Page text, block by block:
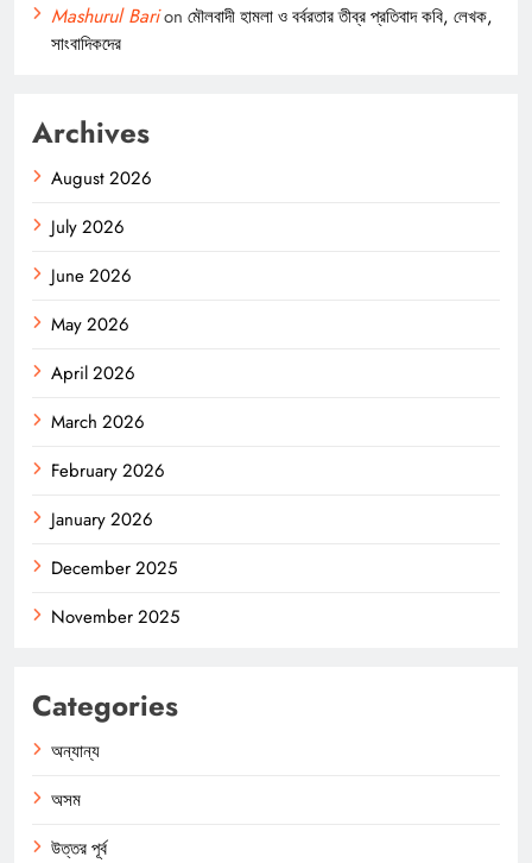
Mashurul Barion মৌলবাদী হামলা ও বর্বরতার তীব্র প্রতিবাদ কবি, লেখক,
সাংবাদিকদের
Archives
August 2026
July 2026
June 2026
May 2026
April 2026
March 2026
February 2026
January 2026
December 2025
November 2025
Categories
অন্যান্য
অসম
উত্তর পূর্ব